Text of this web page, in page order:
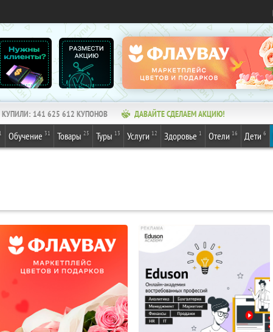
КУПИЛИ: 141 625 612 КУПОНОВ ДАВАЙТЕ СДЕЛАЕМ АКЦИЮ!
1 Обучение 31 Товары 25 Туры 13 Услуги 12 Здоровье 1 Отели 16 Дети 6